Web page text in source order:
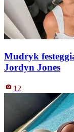
Mudryk
Jordyn Jones
12